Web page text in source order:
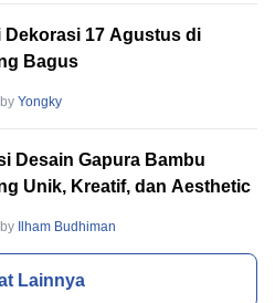
Dekorasi 17 Agustus di
Bagus
byYongky
Desain Gapura Bambu
Unik, Kreatif, dan Aesthetic
by Ilham Budhiman
Lainnya